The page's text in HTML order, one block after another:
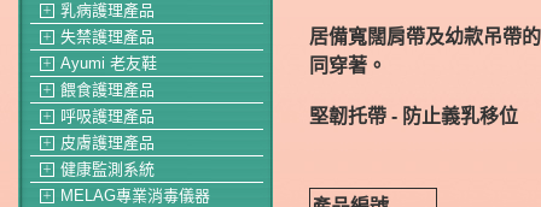
＋ 乳病護理產品
＋ 失禁護理產品
＋ Ayumi 老友鞋
＋ 餵食護理產品
＋ 呼吸護理產品
＋ 皮膚護理產品
＋ 健康監測系統
＋ MELAG專業消毒儀器
居備寬闊肩帶及幼款吊帶
同穿著。
堅韌托帶 - 防止義乳移位